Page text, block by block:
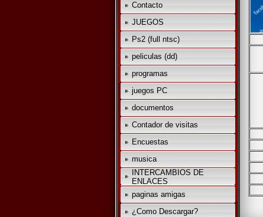
Contacto
JUEGOS
Ps2 (full ntsc)
peliculas (dd)
programas
juegos PC
documentos
Contador de visitas
Encuestas
musica
INTERCAMBIOS DE
ENLACES
paginas amigas
¿Como Descargar?